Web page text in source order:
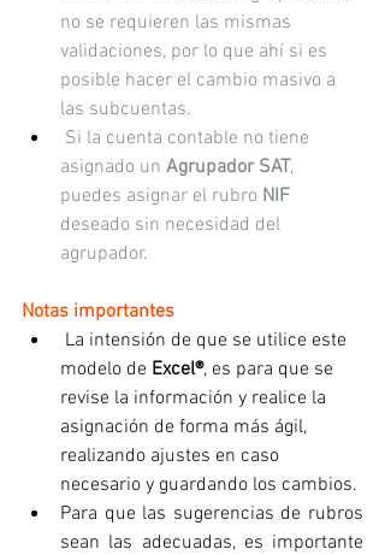
no se requieren las mismas
validaciones, por lo que ahí si es
posible hacer el cambio masivo a
las subcuentas.
asignado un Agrupador SAT,
puedes asignar el rubro NIF
deseado sin necesidad del
agrupador.
Notas importantes
modelo de Excel®, es para que se
revise la información y realice la
asignación de forma más ágil,
realizando ajustes en caso
necesario y guardando los cambios.
Para que las sugerencias de rubros
sean las adecuadas, es importante